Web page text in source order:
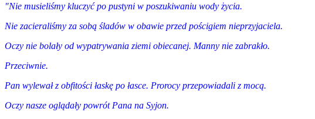
"Nie musieliśmy kluczyć po pustyni w poszukiwaniu wody życia.
Nie zacieraliśmy za sobą śladów w obawie przed pościgiem nieprzyjaciela.
Oczy nie bolały od wypatrywania ziemi obiecanej. Manny nie zabrakło.
Przeciwnie.
Pan wylewał z obfitości łaskę po łasce. Prorocy przepowiadali z mocą.
Oczy nasze oglądały powrót Pana na Syjon.